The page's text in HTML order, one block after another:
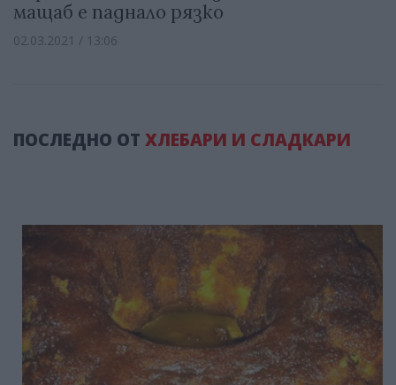
мащаб е паднало рязко
02.03.2021 / 13:06
ПОСЛЕДНО ОТ ХЛЕБАРИ И СЛАДКАРИ